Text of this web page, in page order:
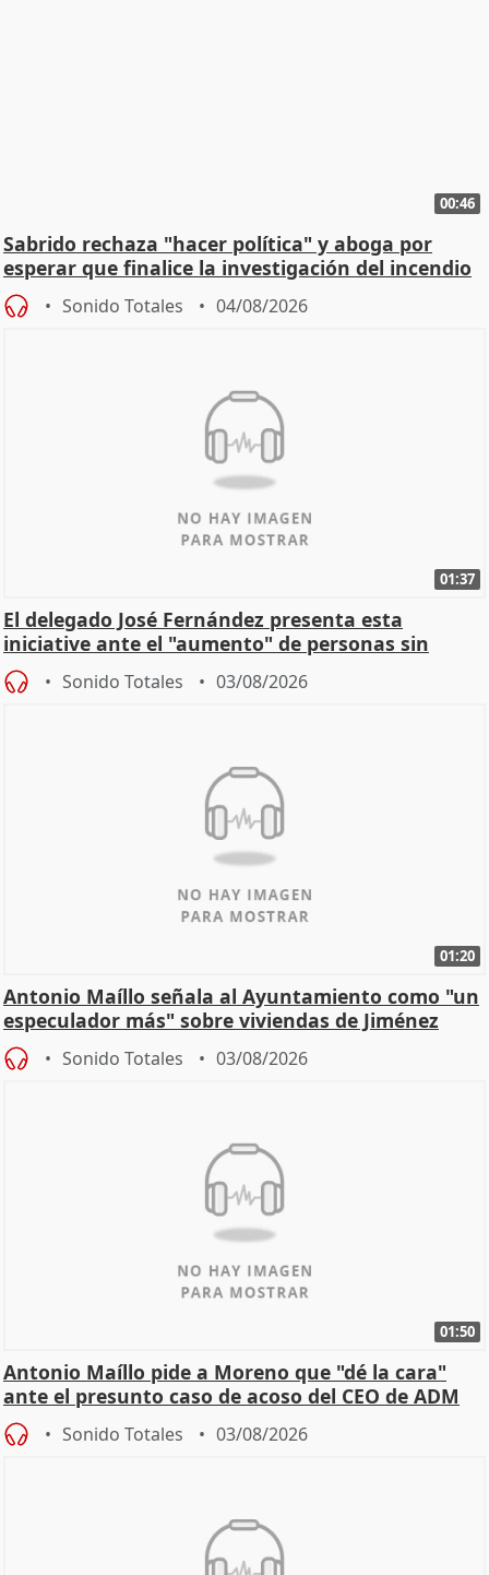
00:46
Sabrido rechaza "hacer política" y aboga por
esperar que finalice la investigación del incendio
Sonido Totales 04/08/2026
01:37
El delegado José Fernández presenta esta
iniciative ante el "aumento" de personas sin
hogar en Madri
Sonido Totales 03/08/2026
01:20
Antonio Maíllo señala al Ayuntamiento como "un
especulador más" sobre viviendas de Jiménez
Becerril
Sonido Totales 03/08/2026
01:50
Antonio Maíllo pide a Moreno que "dé la cara"
ante el presunto caso de acoso del CEO de ADM
Sonido Totales 03/08/2026